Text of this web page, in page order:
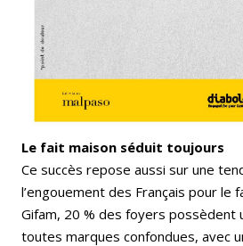
Le fait maison séduit toujours
Ce succès repose aussi sur une
l’engouement des Français pour le
Gifam, 20 % des foyers possèdent
toutes marques confondues, avec